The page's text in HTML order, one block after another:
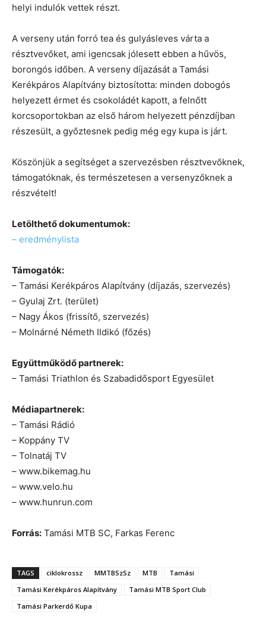
helyi indulók vettek részt.
A verseny után forró tea és gulyásleves várta a
résztvevőket, ami igencsak jólesett ebben a hűvös,
borongós időben. A verseny díjazását a Tamási
Kerékpáros Alapítvány biztosította: minden dobogós
helyezett érmet és csokoládét kapott, a felnőtt
korcsoportokban az első három helyezett pénzdíjban
részesült, a győztesnek pedig még egy kupa is járt.
Köszönjük a segítséget a szervezésben résztvevőknek,
támogatóknak, és természetesen a versenyzőknek a
részvételt!
Letölthető dokumentumok:
– eredménylista
Támogatók:
– Tamási Kerékpáros Alapítvány (díjazás, szervezés)
– Gyulaj Zrt. (terület)
– Nagy Ákos (frissítő, szervezés)
– Molnárné Németh Ildikó (főzés)
Együttműködő partnerek:
– Tamási Triathlon és Szabadidősport Egyesület
Médiapartnerek:
– Tamási Rádió
– Koppány TV
– Tolnatáj TV
– www.bikemag.hu
– www.velo.hu
– www.hunrun.com
Forrás: Tamási MTB SC, Farkas Ferenc
TAGS ciklokrossz MMTBSzSz MTB
Tamási
Tamási Kerékpáros Alapítvány
Tamási MTB Sport Club
Tamási Parkerdő Kupa